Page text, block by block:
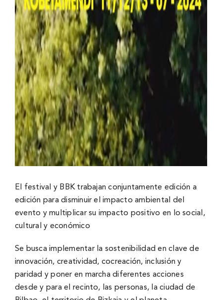
El festival y BBK trabajan conjuntamente edición a
edición para disminuir el impacto ambiental del
evento y multiplicar su impacto positivo en lo social,
cultural y económico
Se busca implementar la sostenibilidad en clave de
innovación, creatividad, cocreación, inclusión y
paridad y poner en marcha diferentes acciones
desde y para el recinto, las personas, la ciudad de